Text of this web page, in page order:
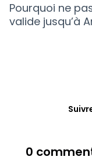
Pourquoi ne
valide jusqu’à
0